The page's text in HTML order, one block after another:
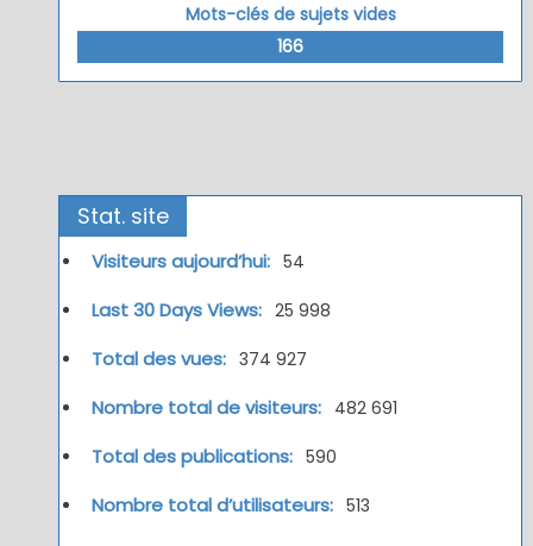
Mots-clés de sujets vides
166
Stat. site
Visiteurs aujourd’hui: 54
Last 30 Days Views: 25 998
Total des vues: 374 927
Nombre total de visiteurs: 482 691
Total des publications: 590
Nombre total d’utilisateurs: 513